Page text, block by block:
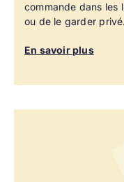
commande dans les
ou de le garder privé.
En savoir plus